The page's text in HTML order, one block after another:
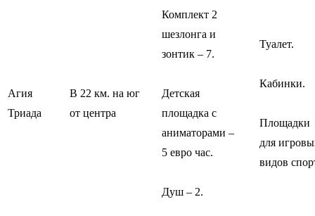
Агия
Триада
В 22 км. на юг
от центра
Комплект 2
шезлонга и
зонтик – 7.
Детская
площадка с
аниматорами –
5 евро час.
Душ – 2.
Туалет.
Кабинки.
Площадки
для
видов